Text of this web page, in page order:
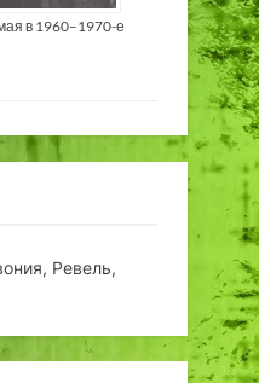
в 1960–1970-е
Ревель,